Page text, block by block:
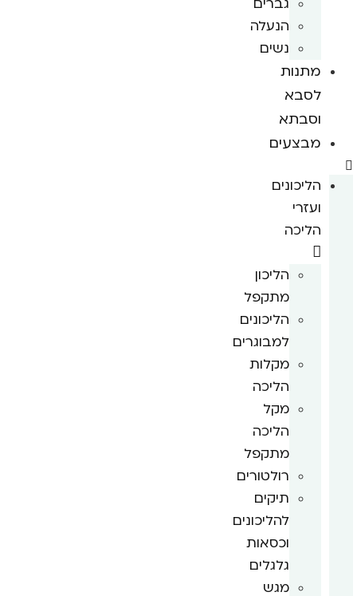
הנעלה
נשים
מתנות
לסבא
וסבתא
מבצעים
הליכונים
ועזרי
הליכה
הליכון
מתקפל
הליכונים
למבוגרים
מקלות
הליכה
מקל
הליכה
מתקפל
רולטורים
תיקים
להליכונים
וכסאות
גלגלים
מגש